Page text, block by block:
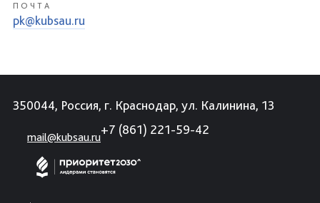
ПОЧТА
pk@kubsau.ru
350044, Россия, г. Краснодар, ул. Калинина, 13
mail@kubsau.ru
+7 (861) 221-59-42